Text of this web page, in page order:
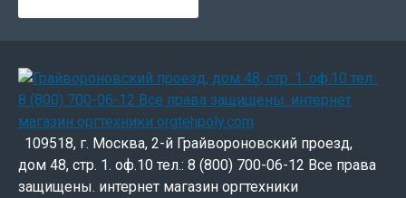
109518, г. Москва, 2-й Грайвороновский проезд,
дом 48, стр. 1. оф.10 тел.: 8 (800) 700-06-12 Все права
защищены. интернет магазин оргтехники